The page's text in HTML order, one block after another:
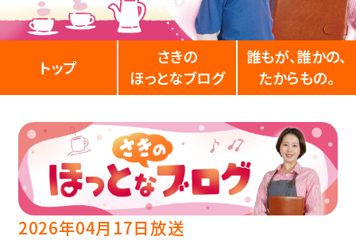
トップ
さきの
ほっとなブログ
誰もが、誰かの、
たからもの。
2026年04月17日放送